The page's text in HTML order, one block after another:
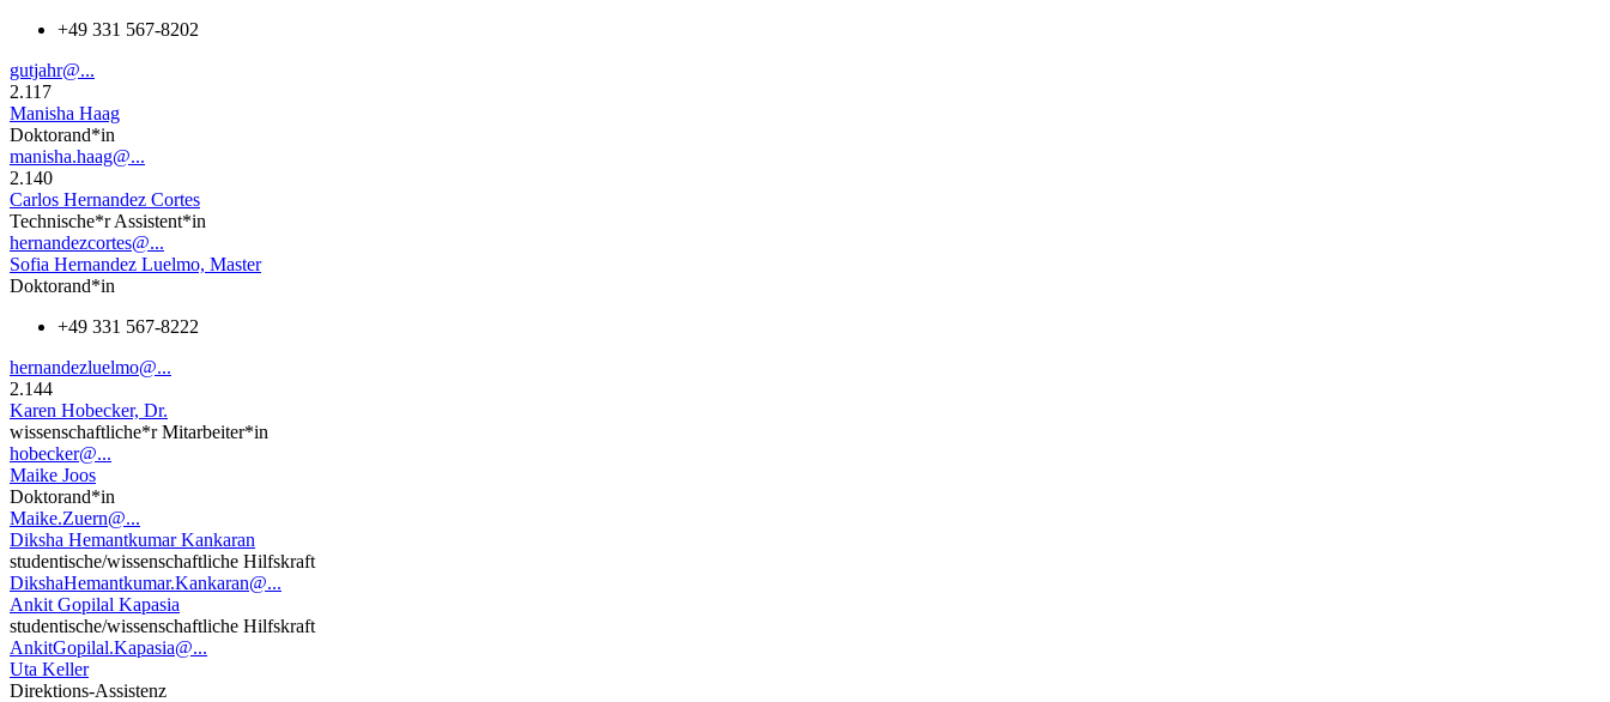
+49 331 567-8202
gutjahr@...
2.117
Manisha Haag
Doktorand*in
manisha.haag@...
2.140
Carlos Hernandez Cortes
Technische*r Assistent*in
hernandezcortes@...
Sofia Hernandez Luelmo, Master
Doktorand*in
+49 331 567-8222
hernandezluelmo@...
2.144
Karen Hobecker, Dr.
wissenschaftliche*r Mitarbeiter*in
hobecker@...
Maike Joos
Doktorand*in
Maike.Zuern@...
Diksha Hemantkumar Kankaran
studentische/wissenschaftliche Hilfskraft
DikshaHemantkumar.Kankaran@...
Ankit Gopilal Kapasia
studentische/wissenschaftliche Hilfskraft
AnkitGopilal.Kapasia@...
Uta Keller
Direktions-Assistenz